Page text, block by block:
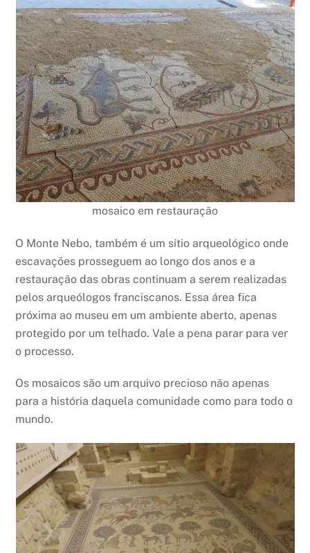
mosaico em restauração
O Monte Nebo, também é um sítio arqueológico onde
escavações prosseguem ao longo dos anos e a
restauração das obras continuam a serem realizadas
pelos arqueólogos franciscanos. Essa área fica
próxima ao museu em um ambiente aberto, apenas
protegido por um telhado. Vale a pena parar para ver
o processo.
Os mosaicos são um arquivo precioso não apenas
para a história daquela comunidade como para todo o
mundo.